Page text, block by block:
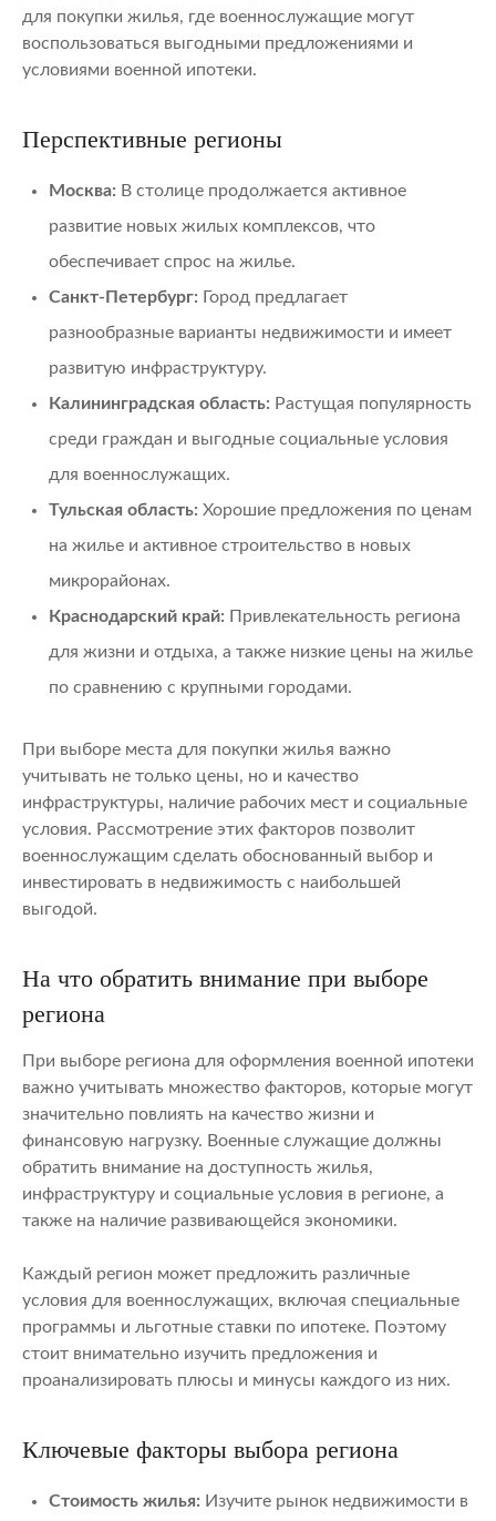
для покупки жилья, где военнослужащие могут
воспользоваться выгодными предложениями и
условиями военной ипотеки.
Перспективные регионы
Москва: В столице продолжается активное
развитие новых жилых комплексов, что
обеспечивает спрос на жилье.
Санкт-Петербург: Город предлагает
разнообразные варианты недвижимости и имеет
развитую инфраструктуру.
Калининградская область: Растущая популярность
среди граждан и выгодные социальные условия
для военнослужащих.
Тульская область: Хорошие предложения по ценам
на жилье и активное строительство в новых
микрорайонах.
Краснодарский край: Привлекательность региона
для жизни и отдыха, а также низкие цены на жилье
по сравнению с крупными городами.
При выборе места для покупки жилья важно
учитывать не только цены, но и качество
инфраструктуры, наличие рабочих мест и социальные
условия. Рассмотрение этих факторов позволит
военнослужащим сделать обоснованный выбор и
инвестировать в недвижимость с наибольшей
выгодой.
На что обратить внимание при выборе
региона
При выборе региона для оформления военной ипотеки
важно учитывать множество факторов, которые могут
значительно повлиять на качество жизни и
финансовую нагрузку. Военные служащие должны
обратить внимание на доступность жилья,
инфраструктуру и социальные условия в регионе, а
также на наличие развивающейся экономики.
Каждый регион может предложить различные
условия для военнослужащих, включая специальные
программы и льготные ставки по ипотеке. Поэтому
стоит внимательно изучить предложения и
проанализировать плюсы и минусы каждого из них.
Ключевые факторы выбора региона
Стоимость жилья: Изучите рынок недвижимости в